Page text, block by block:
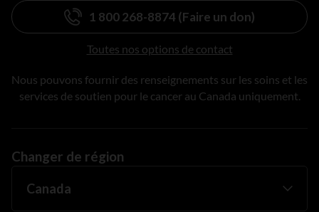
1 800 268-8874 (Faire un don)
Toutes nos options de contact
Nous pouvons fournir des renseignements sur les soins et les
services de soutien pour le cancer au Canada uniquement.
Changer de région